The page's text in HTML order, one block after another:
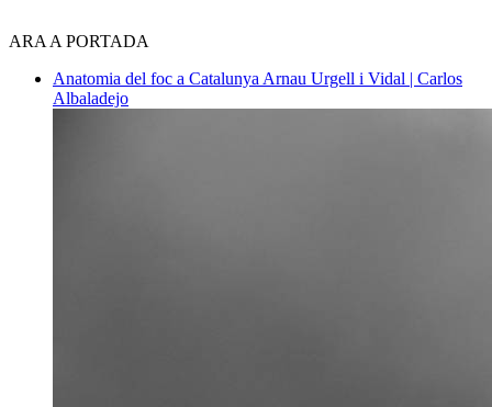
ARA A PORTADA
Anatomia del foc a Catalunya Arnau Urgell i Vidal | Carlos
Albaladejo